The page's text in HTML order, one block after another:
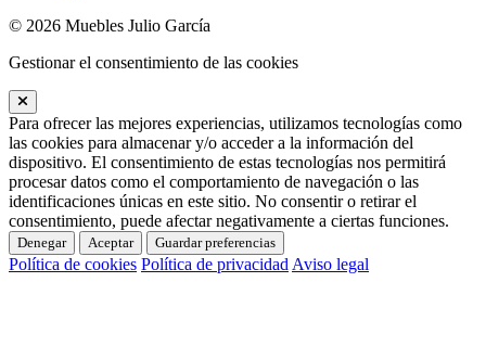
© 2026 Muebles Julio García
Gestionar el consentimiento de las cookies
Para ofrecer las mejores experiencias, utilizamos tecnologías como
las cookies para almacenar y/o acceder a la información del
dispositivo. El consentimiento de estas tecnologías nos permitirá
procesar datos como el comportamiento de navegación o las
identificaciones únicas en este sitio. No consentir o retirar el
consentimiento, puede afectar negativamente a ciertas funciones.
Denegar Aceptar Guardar preferencias
Política de cookies Política de privacidad Aviso legal